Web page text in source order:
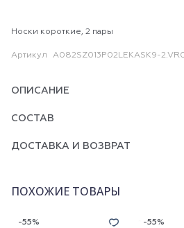
Носки короткие, 2 пары
Артикул A082SZ013P02LEKASK9-
ОПИСАНИЕ
СОСТАВ
ДОСТАВКА И ВОЗВРАТ
ПОХОЖИЕ ТОВАРЫ
-55% -55%